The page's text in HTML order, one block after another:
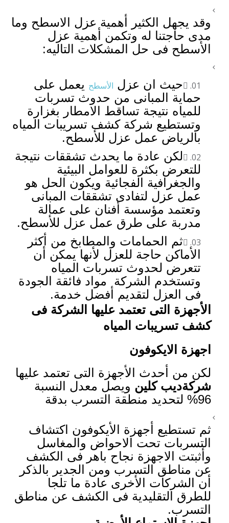
وقد يجهل الكثير أهمية عزل الاسطح وما
مدى حاجتنا له وتكمن أهمية عزل
الأسطح فى حل المشكلات التاليه:
حيث ان عزل الأسطح يعمل على
حماية المبانى من حدوث تسربات
للمياه نتيجة تساقط الامطار بغزارة
وتستطيع شركة كشف تسريبات المياه
بالرياض عمل عزل للأسطح.
لكن عادة ما يحدث تشققات نتيجة
للتعرض بكثرة للعوامل البيئية
والجغرافية الفجائية ويكون الحل هو
عمل عزل لتفادى تشققات المبانى
وتعتمد مؤسسة أفنان على عمالة
مدربة على طرق عمل عزل للأسطح.
ثم الحمامات والمطابخ من أكثر
الأماكن حاجة للعزل لأنها يمكن أن
تتعرض لحدوث تسربات المياه
وتستخدم الشركة مواد فائقة الجودة
فى العزل لتقديم أفضل خدمة.
الأجهزة التى تعتمد عليها الشركة فى
كشف تسريبات المياه
اجهزة الايكوفون
لكن من أحدث الأجهزة التى تعتمد عليها
شركةديب كلين ويصل معدل النسبة
96% لتحديد منطقة التسرب بدقة
ثم تستطيع أجهزة الأيكوفون اكتشاف
التسربات تحت الاحواض والمغاسل
وأثبتت الاجهزة نجاح باهر فى الكشف
عن مناطق التسرب ومن الجدير بالذكر
أن الشركات الأخرى عادة ما تلجا
للطرق التقليدية فى الكشف عن مناطق
التسرب.